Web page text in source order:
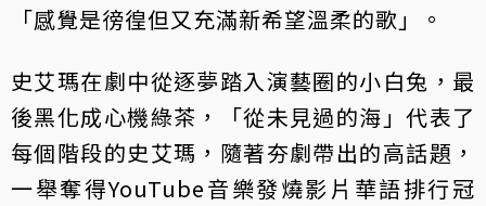
「感覺是徬徨但又充滿新希望溫柔的歌」。
史艾瑪在劇中從逐夢踏入演藝圈的小白兔，最
後黑化成心機綠茶，「從未見過的海」代表了
每個階段的史艾瑪，隨著夯劇帶出的高話題，
一舉奪得YouTube音樂發燒影片華語排行冠